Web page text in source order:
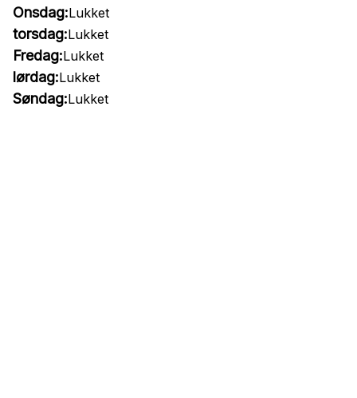
Onsdag:Lukket
torsdag:Lukket
Fredag:Lukket
lørdag:Lukket
Søndag:Lukket